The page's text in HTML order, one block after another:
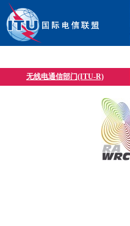
无线电通信部门(ITU-R)